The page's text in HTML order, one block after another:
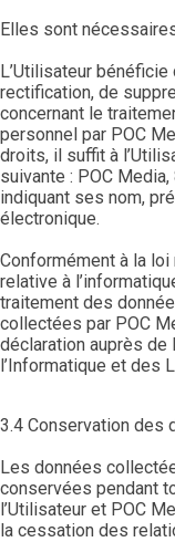
Elles sont
L’Utilisateur bénéficie
rectification, de
concernant le
personnel par POC
droits, il suffit à
suivante : POC
indiquant ses nom,
électronique.
Conformément à la loi
relative à
traitement des
collectées par POC
déclaration auprès de
l’Informatique et des
3.4 Conservation des
Les données
conservées pendant
l’Utilisateur et POC
la cessation des